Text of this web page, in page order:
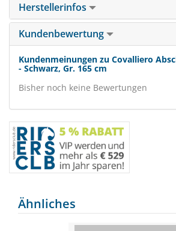
Herstellerinfos
Kundenbewertung
Kundenmeinungen zu Covalliero
- Schwarz, Gr. 165 cm
Bisher noch keine Bewertungen
Ähnliches